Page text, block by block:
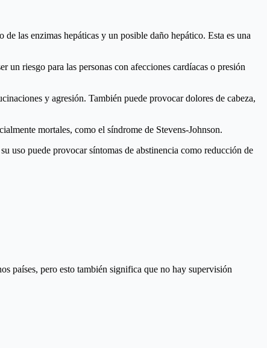
las enzimas hepáticas y un posible daño hepático. Esta es una
riesgo para las personas con afecciones cardíacas o presión
y agresión. También puede provocar dolores de cabeza,
mortales, como el síndrome de Stevens-Johnson.
uso puede provocar síntomas de abstinencia como reducción de
países, pero esto también significa que no hay supervisión